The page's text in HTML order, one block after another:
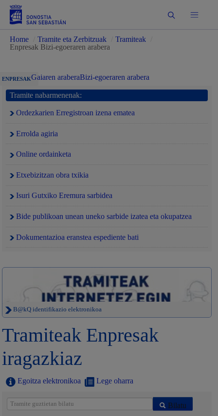
Bilatu
Home Tramite eta Zerbitzuak Tramiteak
Enpresak Bizi-egoeraren arabera
ENPRESAKGaiaren araberaBizi-egoeraren arabera
Tramite nabarmenenak:
Ordezkarien Erregistroan izena ematea
Errolda agiria
Online ordainketa
Etxebizitzan obra txikia
Isuri Gutxiko Eremura sarbidea
Bide publikoan unean uneko sarbide izatea eta okupatzea
Dokumentazioa eranstea espediente bati
B@kQ identifikazio elektronikoa
Tramiteak Enpresak
iragazkiaz
Egoitza elektronikoa Lege oharra
Bilatu